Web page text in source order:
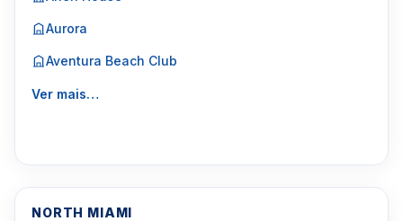
Aurora
Aventura Beach Club
Ver mais…
NORTH MIAMI